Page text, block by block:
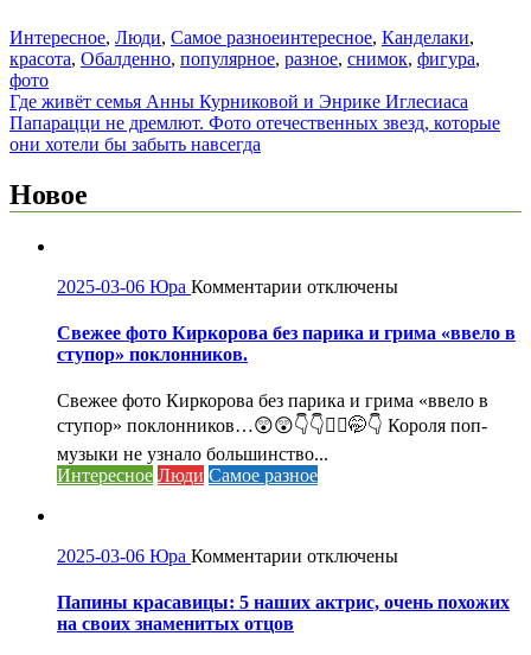
Интересное, Люди, Самое разноеинтересное, Канделаки,
красота, Обалденно, популярное, разное, снимок, фигура,
фото
Навигация
по
Где живёт семья Анны Курниковой и Энрике Иглесиаса
Папарацци не дремлют. Фото отечественных звезд, которые
они хотели бы забыть навсегда
Новое
2025-03-06 Юра Комментарии к
Свежее
фото
парика
и
грима
«ввело
отключены
Свежее фото Киркорова без парика и грима «ввело в
ступор» поклонников.
Свежее фото Киркорова без парика и грима «ввело в
ступор» поклонников…😲😲👇👇🤦‍♀️🤭👇 Короля поп-
музыки не узнало большинство...
Интересное Люди Самое разное
2025-03-06 Юра Комментарии к
Папины
красавицы:
отключены
Папины красавицы: 5 наших актрис, очень похожих
на своих знаменитых отцов